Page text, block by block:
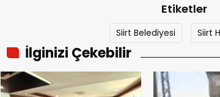
Etiketler
Siirt Belediyesi Siirt
İlginizi Çekebilir